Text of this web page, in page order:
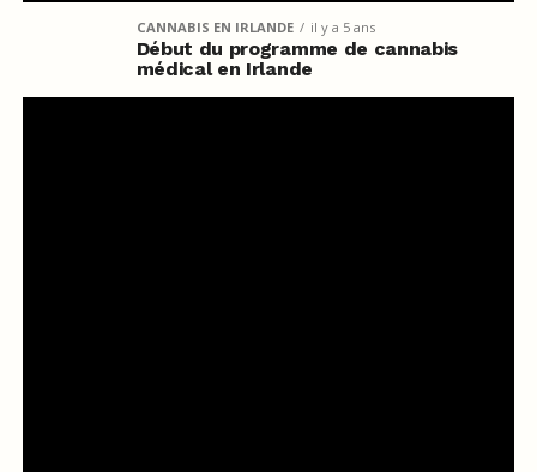
CANNABIS EN IRLANDE il y a 5 ans
Début du programme de cannabis
médical en Irlande